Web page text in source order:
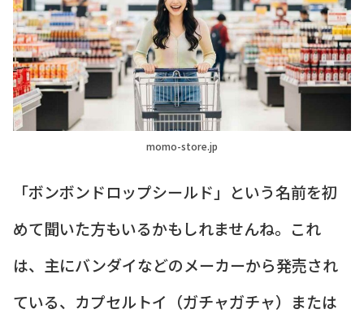
momo-store.jp
「ボンボンドロップシールド」という名前を初
めて聞いた方もいるかもしれませんね。これ
は、主にバンダイなどのメーカーから発売され
ている、カプセルトイ（ガチャガチャ）または